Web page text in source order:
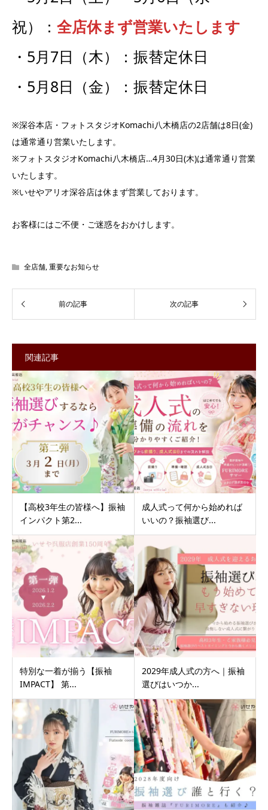
祝）： 全店休まず営業いたします
・5月7日（木）：振替定休日
・5月8日（金）：振替定休日
※深谷本店・フォトスタジオKomachi八木橋店の2店舗は8日(金)
は通常通り営業いたします。
※フォトスタジオKomachi八木橋店…4月30日(木)は通常通り営業
いたします。
※いせやアリオ深谷店は休まず営業しております。
お客様にはご不便・ご迷惑をおかけします。
全店舗,重要なお知らせ
関連記事
【高校3年生の皆様へ】振袖
インパクト第2...
成人式って何から始めれば
いいの？振袖選び...
特別な一着が揃う【振袖
IMPACT】 第...
2029年成人式の方へ｜振袖
選びはいつか...